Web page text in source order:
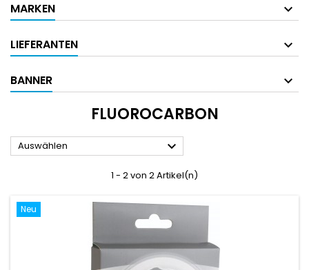
MARKEN
LIEFERANTEN
BANNER
FLUOROCARBON
Auswählen 
1 - 2 von 2 Artikel(n)
Neu